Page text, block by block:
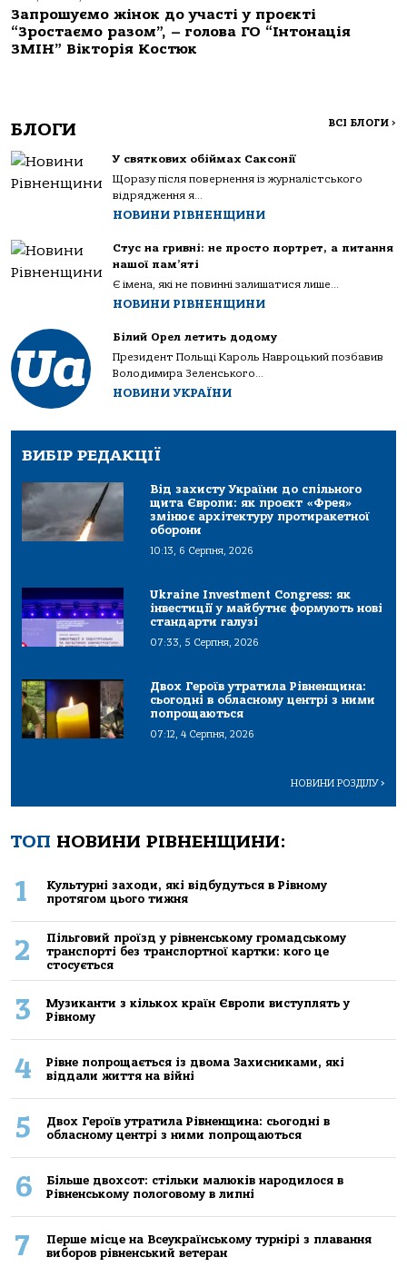
Запрошуємо жінок до участі у проєкті
“Зростаємо разом”, – голова ГО “Інтонація
ЗМІН” Вікторія Костюк
БЛОГИ ВСІ БЛОГИ >
У святкових обіймах Саксонії
Щоразу після повернення із журналістського
відрядження я...
НОВИНИ РІВНЕНЩИНИ
Стус на гривні: не просто портрет, а питання
нашої пам’яті
Є імена, які не повинні залишатися лише...
НОВИНИ РІВНЕНЩИНИ
Білий Орел летить додому
Президент Польщі Кароль Навроцький позбавив
Володимира Зеленського...
НОВИНИ УКРАЇНИ
ВИБІР РЕДАКЦІЇ
Від захисту України до спільного
щита Європи: як проєкт «Фрея»
змінює архітектуру протиракетної
оборони
10:13, 6 Серпня, 2026
Ukraine Investment Congress: як
інвестиції у майбутнє формують нові
стандарти галузі
07:33, 5 Серпня, 2026
Двох Героїв утратила Рівненщина:
сьогодні в обласному центрі з ними
попрощаються
07:12, 4 Серпня, 2026
НОВИНИ РОЗДІЛУ>
ТОП НОВИНИ РІВНЕНЩИНИ:
1
Культурні заходи, які відбудуться в Рівному
протягом цього тижня
2
Пільговий проїзд у рівненському громадському
транспорті без транспортної картки: кого це
стосується
3
Музиканти з кількох країн Європи виступлять у
Рівному
4
Рівне попрощається із двома Захисниками, які
віддали життя на війні
5
Двох Героїв утратила Рівненщина: сьогодні в
обласному центрі з ними попрощаються
6
Більше двохсот: стільки малюків народилося в
Рівненському пологовому в липні
7
Перше місце на Всеукраїнському турнірі з плавання
виборов рівненський ветеран